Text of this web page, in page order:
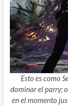
Esto es como
dominar el parry;
en el momento